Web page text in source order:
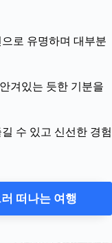
로 유명하며 대부분
겨있는 듯한 기분을
수 있고 신선한 경험
떠나는 여행